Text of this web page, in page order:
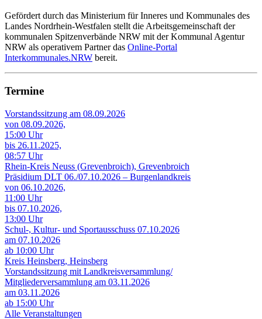
Gefördert durch das Ministerium für Inneres und Kommunales des
Landes Nordrhein-Westfalen stellt die Arbeitsgemeinschaft der
kommunalen Spitzenverbände NRW mit der Kommunal Agentur
NRW als operativem Partner das Online-Portal
Interkommunales.NRW bereit.
Termine
Vorstandssitzung am 08.09.2026
von 08.09.2026,
15:00 Uhr
bis 26.11.2025,
08:57 Uhr
Rhein-Kreis Neuss (Grevenbroich), Grevenbroich
Präsidium DLT 06./07.10.2026 – Burgenlandkreis
von 06.10.2026,
11:00 Uhr
bis 07.10.2026,
13:00 Uhr
Schul-, Kultur- und Sportausschuss 07.10.2026
am 07.10.2026
ab 10:00 Uhr
Kreis Heinsberg, Heinsberg
Vorstandssitzung mit Landkreisversammlung/
Mitgliederversammlung am 03.11.2026
am 03.11.2026
ab 15:00 Uhr
Alle Veranstaltungen